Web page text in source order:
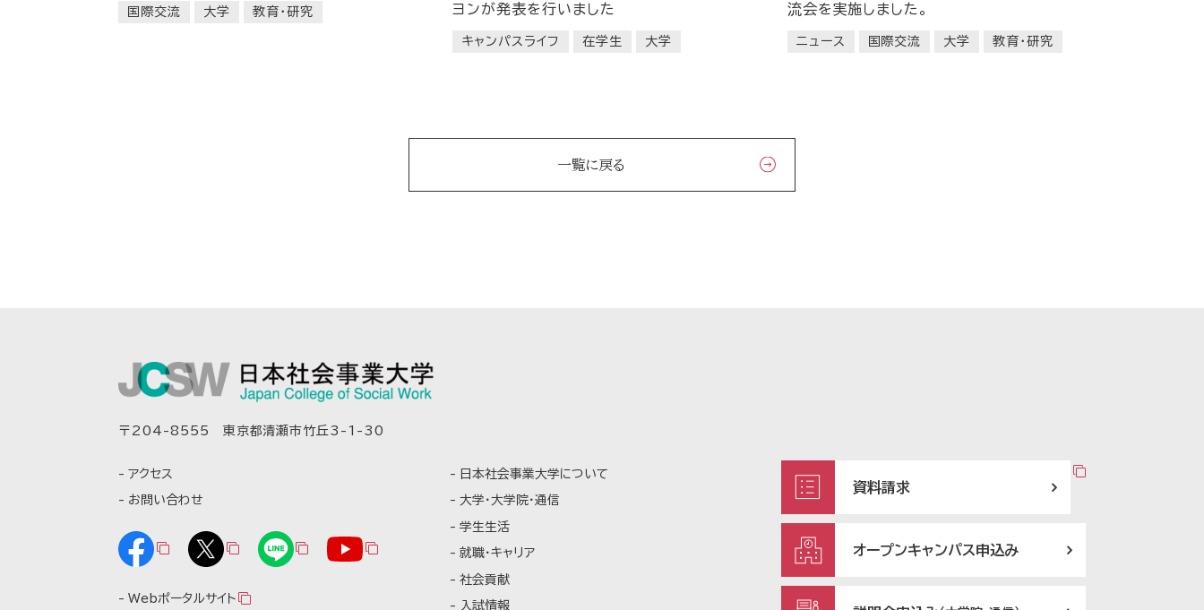
国際交流 大学 教育・研究
ヨンが発表を行いました
キャンパスライフ 在学生 大学
流会を実施しました。
ニュース 国際交流 大学 教育・研究
一覧に戻る
〒204-8555 東京都清瀬市竹丘3-1-30
アクセス
お問い合わせ
Webポータルサイト
日本社会事業大学について
大学・大学院・通信
学生生活
就職・キャリア
社会貢献
入試情報
資料請求
オープンキャンパス申込み